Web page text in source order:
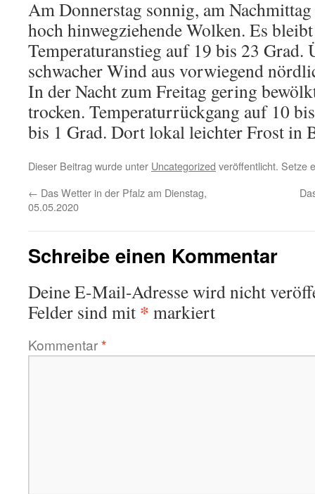
Am Donnerstag sonnig, am
hoch hinwegziehende Wolken. Es
Temperaturanstieg auf 19 bis 23 Grad.
schwacher Wind aus vorwiegend
In der Nacht zum Freitag gering
trocken. Temperaturrückgang auf 10
bis 1 Grad. Dort lokal leichter Frost in
Dieser Beitrag wurde unter Uncategorized veröffentlicht. Setze
← Das Wetter in der Pfalz am Dienstag,
05.05.2020
Schreibe einen Kommentar
Deine E-Mail-Adresse wird nicht
Felder sind mit * markiert
Kommentar*